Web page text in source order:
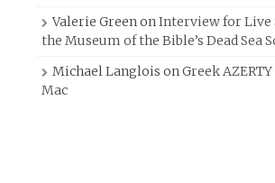
Valerie GreenonInterview for Live
the Museum of the Bible’s Dead Sea
Michael Langlois onGreek
Mac